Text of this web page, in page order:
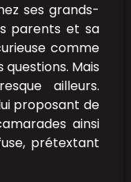
ses grands-
parents et sa
comme
Mais
ailleurs.
proposant de
ainsi
prétextant